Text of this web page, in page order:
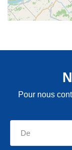
Pour nous